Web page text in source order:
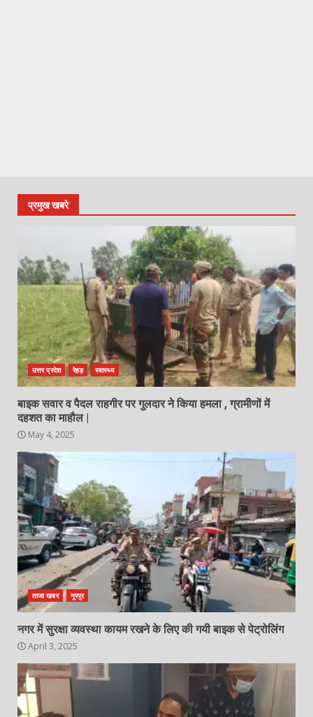
प्रमुख खबरे
उत्तर प्रदेश रेहड़ स्वास्थ्य
बाइक सवार व पैदल राहगीर पर गुलदार ने किया हमला , ग्रामीणों में
दहशत का माहौल |
May 4, 2025
ताजा खबर नूरपुर
नगर में सुरक्षा व्यवस्था कायम रखने के लिए की गयी बाइक से पेट्रोलिंग
April 3, 2025